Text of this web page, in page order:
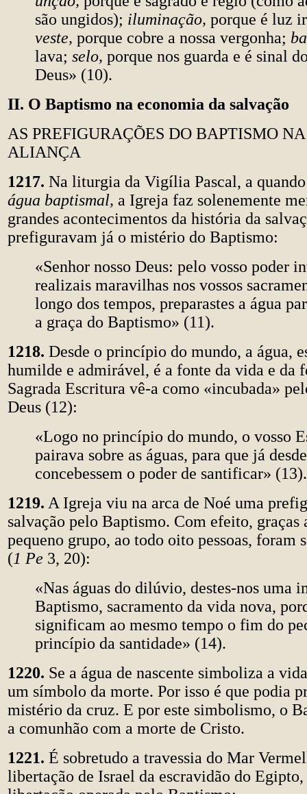
são ungidos); iluminação, porque é luz
veste, porque cobre a nossa vergonha;
lava; selo, porque nos guarda e é sinal
Deus» (10).
II. O Baptismo na economia da salvação
AS PREFIGURAÇÕES DO BAPTISMO
ALIANÇA
1217. Na liturgia da Vigília Pascal, a
água baptismal, a Igreja faz solenemente
grandes acontecimentos da história da
prefiguravam já o mistério do Baptismo:
«Senhor nosso Deus: pelo vosso poder
realizais maravilhas nos vossos
longo dos tempos, preparastes a água
a graça do Baptismo» (11).
1218. Desde o princípio do mundo, a água,
humilde e admirável, é a fonte da vida e da
Sagrada Escritura vê-a como «incubada»
Deus (12):
«Logo no princípio do mundo, o vosso
pairava sobre as águas, para que já
concebessem o poder de santificar» (13).
1219. A Igreja viu na arca de Noé uma
salvação pelo Baptismo. Com efeito, graças
pequeno grupo, ao todo oito pessoas, foram
(1 Pe 3, 20):
«Nas águas do dilúvio, destes-nos uma
Baptismo, sacramento da vida nova,
significam ao mesmo tempo o fim do
princípio da santidade» (14).
1220. Se a água de nascente simboliza a
um símbolo da morte. Por isso é que podia
mistério da cruz. E por este simbolismo, o
a comunhão com a morte de Cristo.
1221. É sobretudo a travessia do Mar
libertação de Israel da escravidão do